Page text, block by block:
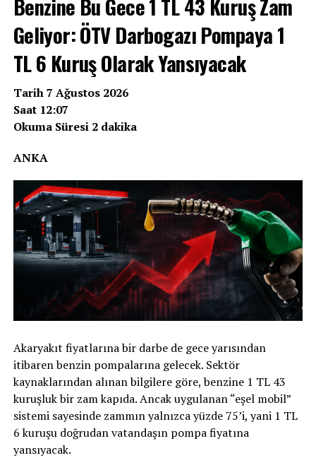
Benzine Bu Gece 1 TL 43 Kuruş Zam
Geliyor: ÖTV Darbogazı Pompaya 1
TL 6 Kuruş Olarak Yansıyacak
Tarih 7 Ağustos 2026
Saat 12:07
Okuma Süresi 2 dakika
ANKA
Akaryakıt fiyatlarına bir darbe de gece yarısından
itibaren benzin pompalarına gelecek. Sektör
kaynaklarından alınan bilgilere göre, benzine 1 TL 43
kuruşluk bir zam kapıda. Ancak uygulanan “eşel mobil”
sistemi sayesinde zammın yalnızca yüzde 75’i, yani 1 TL
6 kuruşu doğrudan vatandaşın pompa fiyatına
yansıyacak.